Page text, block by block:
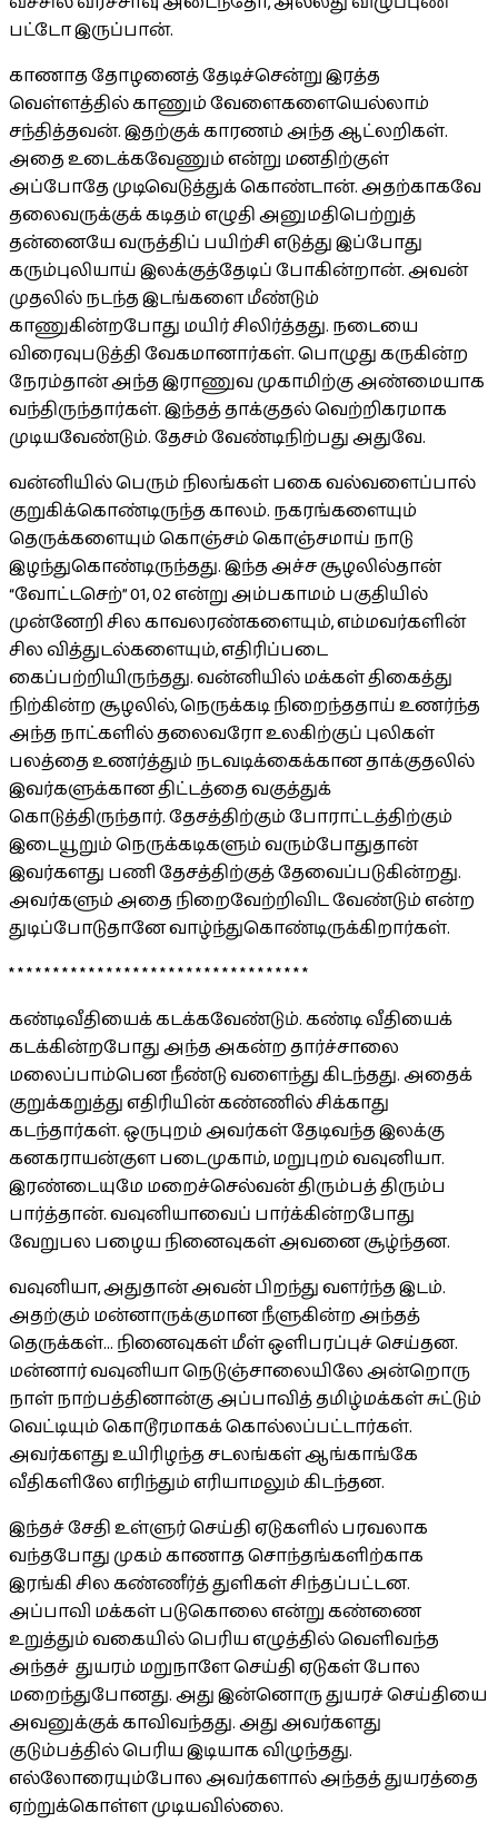
பட்டோ இருப்பான்.
காணாத தோழனைத் தேடிச்சென்று இரத்த
வெள்ளத்தில் காணும் வேளைகளையெல்லாம்
சந்தித்தவன். இதற்குக் காரணம் அந்த ஆட்லறிகள்.
அதை உடைக்கவேணும் என்று மனதிற்குள்
அப்போதே முடிவெடுத்துக் கொண்டான். அதற்காகவே
தலைவருக்குக் கடிதம் எழுதி அனுமதிபெற்றுத்
தன்னையே வருத்திப் பயிற்சி எடுத்து இப்போது
கரும்புலியாய் இலக்குத்தேடிப் போகின்றான். அவன்
முதலில் நடந்த இடங்களை மீண்டும்
காணுகின்றபோது மயிர் சிலிர்த்தது. நடையை
விரைவுபடுத்தி வேகமானார்கள். பொழுது கருகின்ற
நேரம்தான் அந்த இராணுவ முகாமிற்கு அண்மையாக
வந்திருந்தார்கள். இந்தத் தாக்குதல் வெற்றிகரமாக
முடியவேண்டும். தேசம் வேண்டிநிற்பது அதுவே.
வன்னியில் பெரும் நிலங்கள் பகை வல்வளைப்பால்
குறுகிக்கொண்டிருந்த காலம். நகரங்களையும்
தெருக்களையும் கொஞ்சம் கொஞ்சமாய் நாடு
இழந்துகொண்டிருந்தது. இந்த அச்ச சூழலில்தான்
“வோட்டசெற்” 01, 02 என்று அம்பகாமம் பகுதியில்
முன்னேறி சில காவலரண்களையும், எம்மவர்களின்
சில வித்துடல்களையும், எதிரிப்படை
கைப்பற்றியிருந்தது. வன்னியில் மக்கள் திகைத்து
நிற்கின்ற சூழலில், நெருக்கடி நிறைந்ததாய் உணர்ந்த
அந்த நாட்களில் தலைவரோ உலகிற்குப் புலிகள்
பலத்தை உணர்த்தும் நடவடிக்கைக்கான தாக்குதலில்
இவர்களுக்கான திட்டத்தை வகுத்துக்
கொடுத்திருந்தார். தேசத்திற்கும் போராட்டத்திற்கும்
இடையூறும் நெருக்கடிகளும் வரும்போதுதான்
இவர்களது பணி தேசத்திற்குத் தேவைப்படுகின்றது.
அவர்களும் அதை நிறைவேற்றிவிட வேண்டும் என்ற
துடிப்போடுதானே வாழ்ந்துகொண்டிருக்கிறார்கள்.
* * * * * * * * * * * * * * * * * * * * * * * * * * * * * * * * * *
கண்டிவீதியைக் கடக்கவேண்டும். கண்டி வீதியைக்
கடக்கின்றபோது அந்த அகன்ற தார்ச்சாலை
மலைப்பாம்பென நீண்டு வளைந்து கிடந்தது. அதைக்
குறுக்கறுத்து எதிரியின் கண்ணில் சிக்காது
கடந்தார்கள். ஒருபுறம் அவர்கள் தேடிவந்த இலக்கு
கனகராயன்குள படைமுகாம், மறுபுறம் வவுனியா.
இரண்டையுமே மறைச்செல்வன் திரும்பத் திரும்ப
பார்த்தான். வவுனியாவைப் பார்க்கின்றபோது
வேறுபல பழைய நினைவுகள் அவனை சூழ்ந்தன.
வவுனியா, அதுதான் அவன் பிறந்து வளர்ந்த இடம்.
அதற்கும் மன்னாருக்குமான நீளுகின்ற அந்தத்
தெருக்கள்... நினைவுகள் மீள் ஒளிபரப்புச் செய்தன.
மன்னார் வவுனியா நெடுஞ்சாலையிலே அன்றொரு
நாள் நாற்பத்தினான்கு அப்பாவித் தமிழ்மக்கள் சுட்டும்
வெட்டியும் கொடூரமாகக் கொல்லப்பட்டார்கள்.
அவர்களது உயிரிழந்த சடலங்கள் ஆங்காங்கே
வீதிகளிலே எரிந்தும் எரியாமலும் கிடந்தன.
இந்தச் சேதி உள்ளுர் செய்தி ஏடுகளில் பரவலாக
வந்தபோது முகம் காணாத சொந்தங்களிற்காக
இரங்கி சில கண்ணீர்த் துளிகள் சிந்தப்பட்டன.
அப்பாவி மக்கள் படுகொலை என்று கண்ணை
உறுத்தும் வகையில் பெரிய எழுத்தில் வெளிவந்த
அந்தச் துயரம் மறுநாளே செய்தி ஏடுகள் போல
மறைந்துபோனது. அது இன்னொரு துயரச் செய்தியை
அவனுக்குக் காவிவந்தது. அது அவர்களது
குடும்பத்தில் பெரிய இடியாக விழுந்தது.
எல்லோரையும்போல அவர்களால் அந்தத் துயரத்தை
ஏற்றுக்கொள்ள முடியவில்லை.